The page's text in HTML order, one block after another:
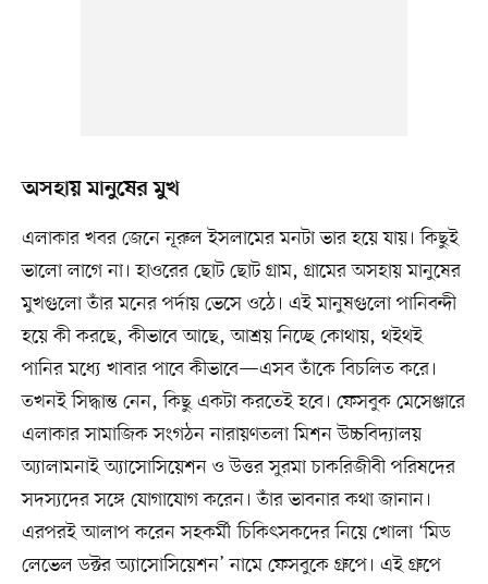
অসহায় মানুষের মুখ
এলাকার খবর জেনে নূরুল ইসলামের মনটা ভার হয়ে যায়। কিছুই
ভালো লাগে না। হাওরের ছোট ছোট গ্রাম, গ্রামের অসহায় মানুষের
মুখগুলো তাঁর মনের পর্দায় ভেসে ওঠে। এই মানুষগুলো পানিবন্দী
হয়ে কী করছে, কীভাবে আছে, আশ্রয় নিচ্ছে কোথায়, থইথই
পানির মধ্যে খাবার পাবে কীভাবে—এসব তাঁকে বিচলিত করে।
তখনই সিদ্ধান্ত নেন, কিছু একটা করতেই হবে। ফেসবুক মেসেঞ্জারে
এলাকার সামাজিক সংগঠন নারায়ণতলা মিশন উচ্চবিদ্যালয়
অ্যালামনাই অ্যাসোসিয়েশন ও উত্তর সুরমা চাকরিজীবী পরিষদের
সদস্যদের সঙ্গে যোগাযোগ করেন। তাঁর ভাবনার কথা জানান।
এরপরই আলাপ করেন সহকর্মী চিকিৎসকদের নিয়ে খোলা ‘মিড
লেভেল ডক্টর অ্যাসোসিয়েশন’ নামে ফেসবুকে গ্রুপে। এই গ্রুপে